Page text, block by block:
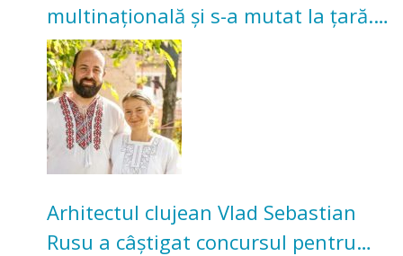
multinațională și s-a mutat la țară.
Acum cultivă legume în grădina
bunicilor
Arhitectul clujean Vlad Sebastian
Rusu a câștigat concursul pentru